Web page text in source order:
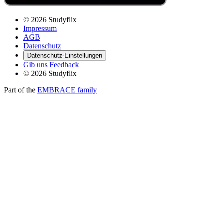
© 2026 Studyflix
Impressum
AGB
Datenschutz
Datenschutz-Einstellungen
Gib uns Feedback
© 2026 Studyflix
Part of the EMBRACE family